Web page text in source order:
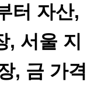
터 자산,
, 서울 지
, 금 가격